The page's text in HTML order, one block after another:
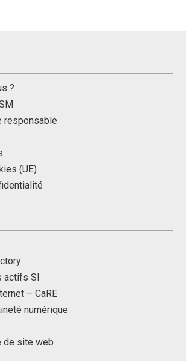
?
responsable
(UE)
actifs SI
– CaRE
numérique
de site web